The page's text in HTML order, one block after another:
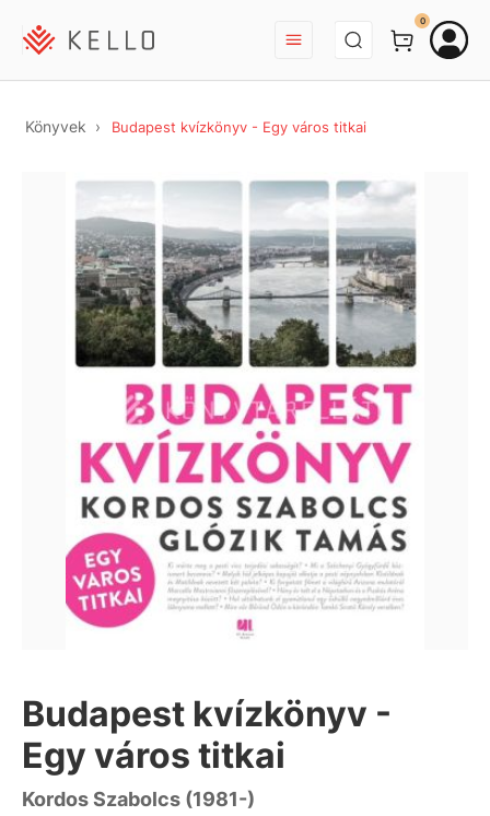
BEJELENTKEZÉS
0
Könyvek Budapest kvízkönyv - Egy város titkai
Budapest kvízkönyv -
Egy város titkai
Kordos Szabolcs (1981-)